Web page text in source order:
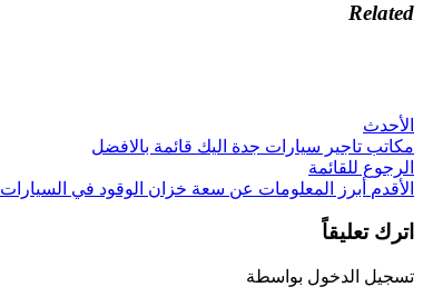
Related
الأحدث
مكاتب تاجير سيارات جدة اليك قائمة بالافضل
الرجوع للقائمة
الأقدم أبرز المعلومات عن سعة خزان الوقود في السيارات
اترك تعليقاً
تسجيل الدخول بواسطة